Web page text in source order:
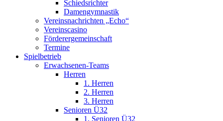
Schiedsrichter
Damengymnastik
Vereinsnachrichten „Echo“
Vereinscasino
Förderergemeinschaft
Termine
Spielbetrieb
Erwachsenen-Teams
Herren
1. Herren
2. Herren
3. Herren
Senioren Ü32
1. Senioren Ü32